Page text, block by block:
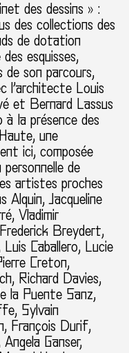
des dessins » :
des collections des
de dotation
esquisses,
son parcours,
l’architecte Louis
et Bernard Lassus
la présence des
une
ici, composée
de
artistes proches
Alquin, Jacqueline
Vladimir
Breydert,
Caballero, Lucie
Creton,
Richard Davies,
la Puente Sanz,
Sylvain
François Durif,
Ganser,